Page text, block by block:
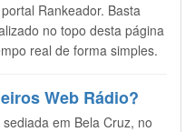
Rankeador. Basta
no topo desta página
real de forma simples.
Web Rádio?
em Bela Cruz, no